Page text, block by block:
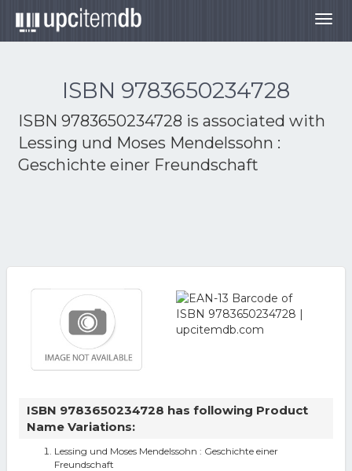
ISBN 9783650234728
ISBN 9783650234728 is associated with
Lessing und Moses Mendelssohn :
Geschichte einer Freundschaft
ISBN 9783650234728 has following Product
Name Variations:
Lessing und Moses Mendelssohn : Geschichte einer
Freundschaft